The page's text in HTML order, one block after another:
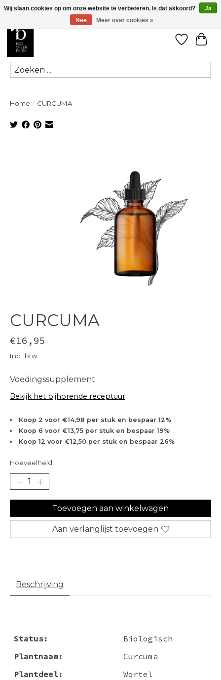
Zoeken
Home / CURCUMA
CURCUMA
€16,95
Incl. btw
Voedingssupplement
Bekijk het bijhorende receptuur
Koop 2 voor €14,98 per stuk en bespaar 12%
Koop 6 voor €13,75 per stuk en bespaar 19%
Koop 12 voor €12,50 per stuk en bespaar 26%
Hoeveelheid:
Toevoegen aan winkelwagen
Aan verlanglijst toevoegen
Beschrijving
Status:
Biologisch
Plantnaam:
Curcuma
Plantdeel:
Wortel
Wij slaan cookies op om onze website te verbeteren. Is dat akkoord?
Ja
Nee
Meer over cookies »